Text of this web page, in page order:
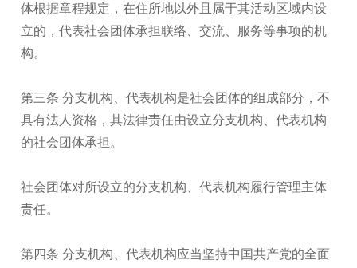
体根据章程规定，在住所地以外且属于其活动区域内设
立的，代表社会团体承担联络、交流、服务等事项的机
构。
第三条 分支机构、代表机构是社会团体的组成部分，不
具有法人资格，其法律责任由设立分支机构、代表机构
的社会团体承担。
社会团体对所设立的分支机构、代表机构履行管理主体
责任。
第四条 分支机构、代表机构应当坚持中国共产党的全面